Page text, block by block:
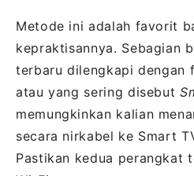
Metode ini adalah favorit
kepraktisannya. Sebagian
terbaru dilengkapi dengan
atau yang sering disebut
memungkinkan kalian
secara nirkabel ke Smart
Pastikan kedua perangkat